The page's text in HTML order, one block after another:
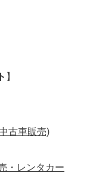
】
古車販売)
・レンタカー